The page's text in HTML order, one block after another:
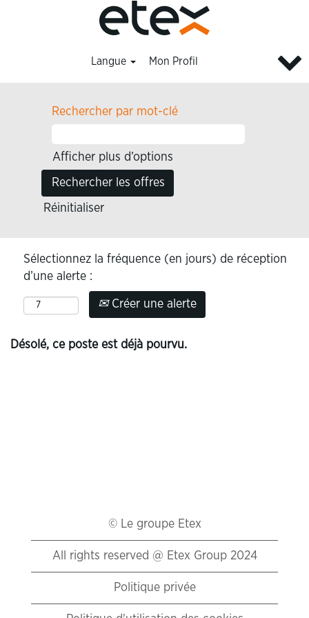
Langue Mon Profil
Rechercher par mot-clé
Afficher plus d’options
Réinitialiser
Sélectionnez la fréquence (en jours) de réception
d’une alerte :
Créer une alerte
Désolé, ce poste est déjà pourvu.
© Le groupe Etex
All rights reserved @ Etex Group 2024
Politique privée